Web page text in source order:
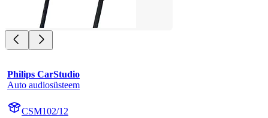
Philips CarStudio
Auto audiosüsteem
CSM102/12